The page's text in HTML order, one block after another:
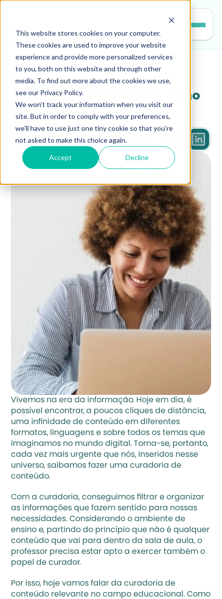
This website stores cookies on your computer.
These cookies are used to improve your website
experience and provide more personalized services
to you, both on this website and through other
media. To find out more about the cookies we use,
see our Privacy Policy.
We won't track your information when you visit our
site. But in order to comply with your preferences,
we'll have to use just one tiny cookie so that you're
not asked to make this choice again.
Accept Decline
professores
Curadoria de conteúdo: como
praticar em sala de aula
4 min
Vivemos na era da informação. Hoje em dia, é
possível encontrar, a poucos cliques de distância,
uma infinidade de conteúdo em diferentes
formatos, linguagens e sobre todos os temas que
imaginamos no mundo digital. Torna-se, portanto,
cada vez mais urgente que nós, inseridos nesse
universo, saibamos fazer uma curadoria de
conteúdo.
Com a curadoria, conseguimos filtrar e organizar
as informações que fazem sentido para nossas
necessidades. Considerando o ambiente de
ensino e, partindo do princípio que não é qualquer
conteúdo que vai para dentro da sala de aula, o
professor precisa estar apto a exercer também o
papel de curador.
Por isso, hoje vamos falar da curadoria de
conteúdo relevante no campo educacional. Como